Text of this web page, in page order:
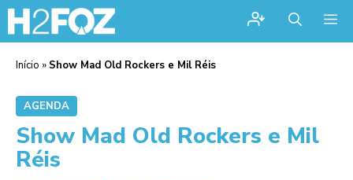
Início » Show Mad Old Rockers e Mil Réis
AGENDA
Show Mad Old Rockers e Mil
Réis